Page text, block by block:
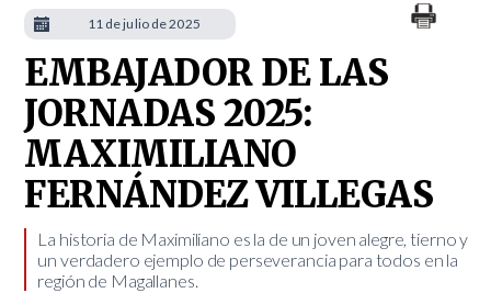
EMBAJADOR DE LAS
JORNADAS 2025:
MAXIMILIANO
FERNÁNDEZ VILLEGAS
​La historia de Maximiliano es la de un joven alegre, tierno y
un verdadero ejemplo de perseverancia para todos en la
región de Magallanes.
11 de julio de 2025